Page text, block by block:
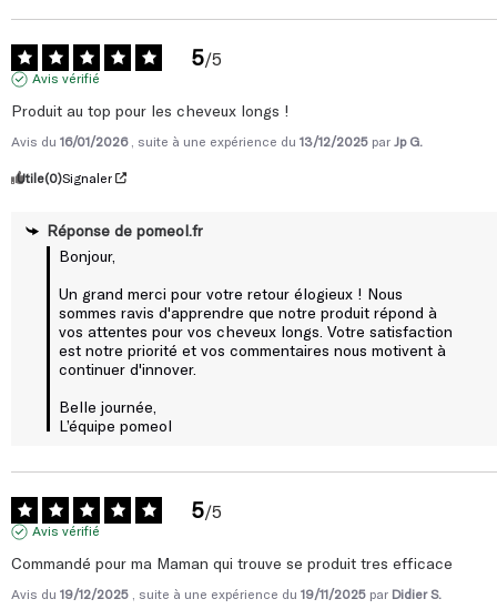
Avis vérifié
Produit au top pour les cheveux longs !
Avis du16/01/2026 , suite à une expérience du
Utile(0) Signaler
Bonjour,
Un grand merci pour votre retour élogieux ! Nous
sommes ravis d'apprendre que notre produit répond à
vos attentes pour vos cheveux longs. Votre satisfaction
est notre priorité et vos commentaires nous motivent à
continuer d'innover.
Belle journée,
L’équipe pomeol
Avis vérifié
Commandé pour ma Maman qui trouve se produit tres efficace
Avis du19/12/2025 , suite à une expérience du19/11/2025 par Didier S.
Utile(0) Signaler